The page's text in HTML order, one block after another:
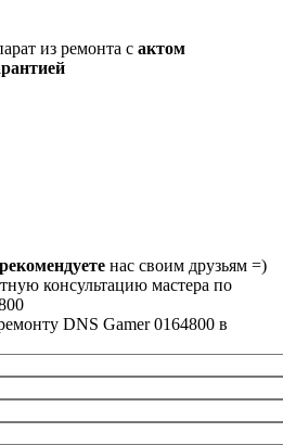
из ремонта с актом
рекомендуете нас своим друзьям =)
консультацию мастера по
DNS Gamer 0164800 в